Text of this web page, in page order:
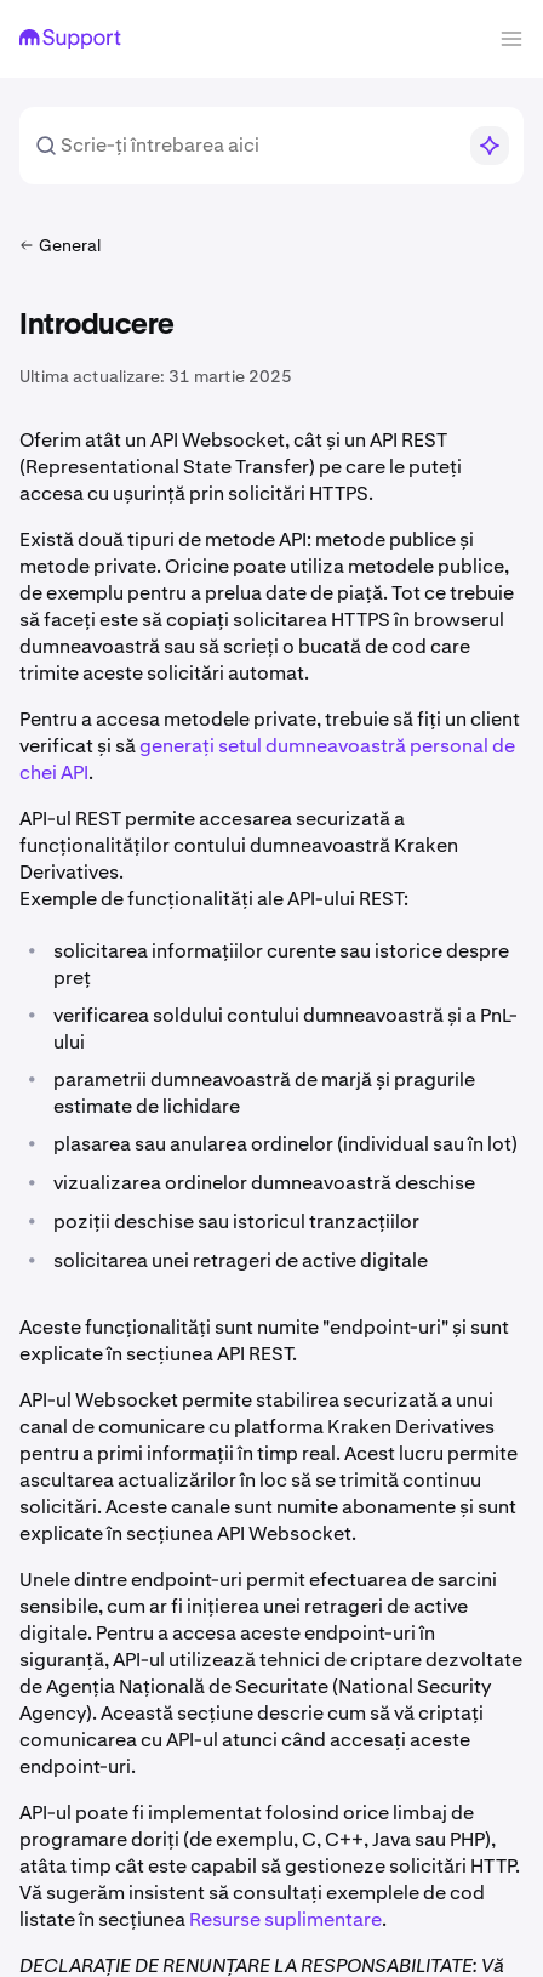
General
Introducere
Ultima actualizare: 31 martie 2025
Oferim atât un API Websocket, cât și un API REST
(Representational State Transfer) pe care le puteți
accesa cu ușurință prin solicitări HTTPS.
Există două tipuri de metode API: metode publice și
metode private. Oricine poate utiliza metodele publice,
de exemplu pentru a prelua date de piață. Tot ce trebuie
să faceți este să copiați solicitarea HTTPS în browserul
dumneavoastră sau să scrieți o bucată de cod care
trimite aceste solicitări automat.
Pentru a accesa metodele private, trebuie să fiți un client
verificat și săgenerați setul dumneavoastră personal de
chei API.
API-ul REST permite accesarea securizată a
funcționalităților contului dumneavoastră Kraken
Derivatives.
Exemple de funcționalități ale API-ului REST:
•
solicitarea informațiilor curente sau istorice despre
preț
•
verificarea soldului contului dumneavoastră și a PnL-
ului
•
parametrii dumneavoastră de marjă și pragurile
estimate de lichidare
• plasarea sau anularea ordinelor (individual sau în lot)
• vizualizarea ordinelor dumneavoastră deschise
• poziții deschise sau istoricul tranzacțiilor
• solicitarea unei retrageri de active digitale
Aceste funcționalități sunt numite "endpoint-uri" și sunt
explicate în secțiunea API REST.
API-ul Websocket permite stabilirea securizată a unui
canal de comunicare cu platforma Kraken Derivatives
pentru a primi informații în timp real. Acest lucru permite
ascultarea actualizărilor în loc să se trimită continuu
solicitări. Aceste canale sunt numite abonamente și sunt
explicate în secțiunea API Websocket.
Unele dintre endpoint-uri permit efectuarea de sarcini
sensibile, cum ar fi inițierea unei retrageri de active
digitale. Pentru a accesa aceste endpoint-uri în
siguranță, API-ul utilizează tehnici de criptare dezvoltate
de Agenția Națională de Securitate (National Security
Agency). Această secțiune descrie cum să vă criptați
comunicarea cu API-ul atunci când accesați aceste
endpoint-uri.
API-ul poate fi implementat folosind orice limbaj de
programare doriți (de exemplu, C, C++, Java sau PHP),
atâta timp cât este capabil să gestioneze solicitări HTTP.
Vă sugerăm insistent să consultați exemplele de cod
listate în secțiuneaResurse suplimentare.
DECLARAȚIE DE RENUNȚARE LA RESPONSABILITATE: Vă